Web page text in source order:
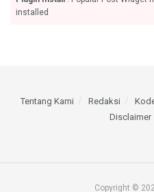
installed
Tentang Kami Redaksi
Disclaimer
Copyright ©